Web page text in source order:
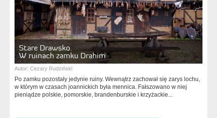
Stare Drawsko.
W ruinach zamku Drahim
Autor: Cezary Rudziński
Po zamku pozostały jedynie ruiny. Wewnątrz zachował się zarys lochu,
w którym w czasach joannickich była mennica. Fałszowano w niej
pieniądze polskie, pomorskie, brandenburskie i krzyżackie...